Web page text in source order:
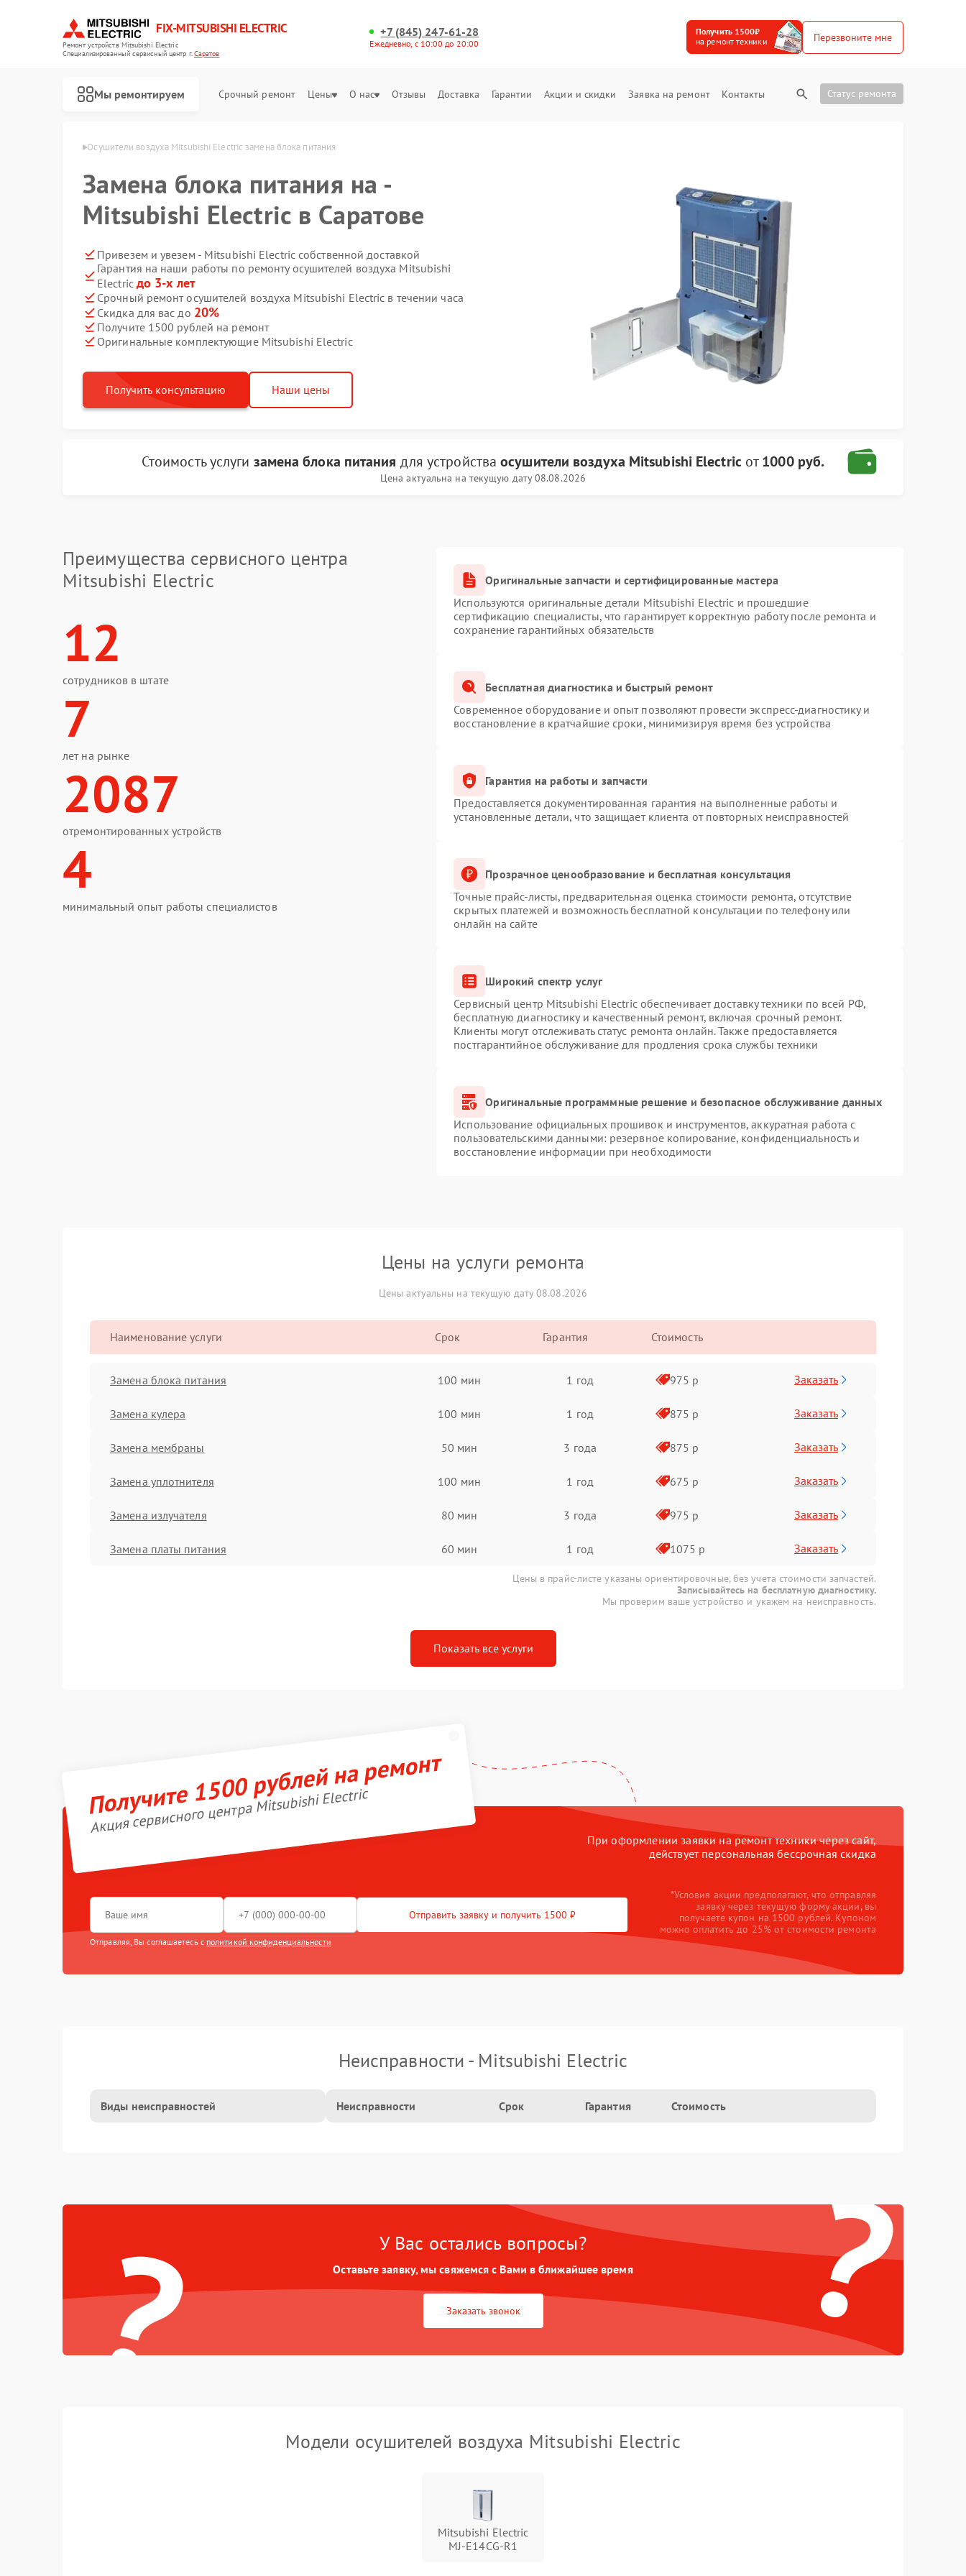
FIX-MITSUBISHI ELECTRIC
Ремонт устройств Mitsubishi Electric
Специализированный cервисный центр г.Саратов
+7 (845) 247-61-28
Ежедневно, с 10:00 до 20:00
Получить 1500₽
на ремонт техники
Перезвоните мне
Мы ремонтируем Срочный ремонт Цены О нас Отзывы Доставка Гарантии Акции и скидки Заявка на ремонт Контакты Статус ремонта
Electric в Саратове Осушители воздуха Mitsubishi Electric замена блока питания
Замена блока питания на -
Mitsubishi Electric в Саратове
Привезем и увезем - Mitsubishi Electric собственной доставкой
Гарантия на наши работы по ремонту осушителей воздуха Mitsubishi
Electric до 3-х лет
Срочный ремонт осушителей воздуха Mitsubishi Electric в течении часа
Скидка для вас до 20%
Получите 1500 рублей на ремонт
Оригинальные комплектующие Mitsubishi Electric
Получить консультацию Наши цены
Стоимость услуги замена блока питания для устройстваосушители воздуха Mitsubishi Electric от1000 руб.
Цена актуальна на текущую дату 08.08.2026
Преимущества сервисного центра
Mitsubishi Electric
12
сотрудников в штате
7
лет на рынке
2087
отремонтированных устройств
4
минимальный опыт работы специалистов
Оригинальные запчасти и сертифицированные мастера
Используются оригинальные детали Mitsubishi Electric и прошедшие
сертификацию специалисты, что гарантирует корректную работу после ремонта и
сохранение гарантийных обязательств
Бесплатная диагностика и быстрый ремонт
Современное оборудование и опыт позволяют провести экспресс-диагностику и
восстановление в кратчайшие сроки, минимизируя время без устройства
Гарантия на работы и запчасти
Предоставляется документированная гарантия на выполненные работы и
установленные детали, что защищает клиента от повторных неисправностей
Прозрачное ценообразование и бесплатная консультация
Точные прайс-листы, предварительная оценка стоимости ремонта, отсутствие
скрытых платежей и возможность бесплатной консультации по телефону или
онлайн на сайте
Широкий спектр услуг
Сервисный центр Mitsubishi Electric обеспечивает доставку техники по всей РФ,
бесплатную диагностику и качественный ремонт, включая срочный ремонт.
Клиенты могут отслеживать статус ремонта онлайн. Также предоставляется
постгарантийное обслуживание для продления срока службы техники
Оригинальные программные решение и безопасное обслуживание данных
Использование официальных прошивок и инструментов, аккуратная работа с
пользовательскими данными: резервное копирование, конфиденциальность и
восстановление информации при необходимости
Цены на услуги ремонта
Цены актуальны на текущую дату 08.08.2026
Наименование услуги Срок Гарантия Стоимость
Замена блока питания 100 мин 1 год 975 р Заказать
Замена кулера 100 мин 1 год 875 р Заказать
Замена мембраны 50 мин 3 года 875 р Заказать
Замена уплотнителя 100 мин 1 год 675 р Заказать
Замена излучателя 80 мин 3 года 975 р Заказать
Замена платы питания 60 мин 1 год 1075 р Заказать
Цены в прайс-листе указаны ориентировочные, без учета стоимости запчастей.
Записывайтесь на бесплатную диагностику.
Мы проверим ваше устройство и укажем на неисправность.
Показать все услуги
Получите 1500 рублей на ремонт
Акция сервисного центра Mitsubishi Electric
При оформлении заявки на ремонт техники через сайт,
действует персональная бессрочная скидка
Отправить заявку и получить 1500 ₽
Отправляя, Вы соглашаетесь с политикой конфиденциальности
*Условия акции предполагают, что отправляя
заявку через текущую форму акции, вы
получаете купон на 1500 рублей. Купоном
можно оплатить до 25% от стоимости ремонта
Неисправности - Mitsubishi Electric
Виды неисправностей Неисправности Срок Гарантия Стоимость
? ?
У Вас остались вопросы?
Оставьте заявку, мы свяжемся с Вами в ближайшее время
Заказать звонок
Модели осушителей воздуха Mitsubishi Electric
Mitsubishi Electric
MJ-E14CG-R1